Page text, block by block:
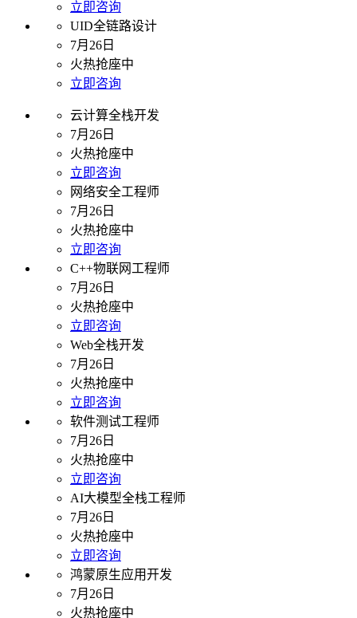
立即咨询
UID全链路设计
7月26日
火热抢座中
立即咨询
云计算全栈开发
7月26日
火热抢座中
立即咨询
网络安全工程师
7月26日
火热抢座中
立即咨询
C++物联网工程师
7月26日
火热抢座中
立即咨询
Web全栈开发
7月26日
火热抢座中
立即咨询
软件测试工程师
7月26日
火热抢座中
立即咨询
AI大模型全栈工程师
7月26日
火热抢座中
立即咨询
鸿蒙原生应用开发
7月26日
火热抢座中